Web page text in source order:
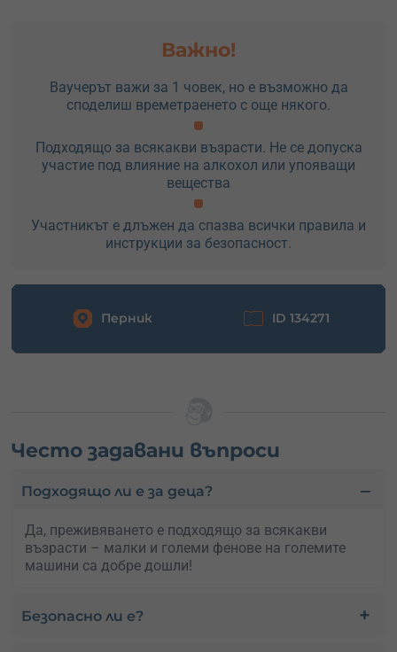
Важно!
Ваучерът важи за 1 човек, но е възможно да
споделиш времетраенето с още някого.
Подходящо за всякакви възрасти. Не се допуска
участие под влияние на алкохол или упояващи
вещества
Участникът е длъжен да спазва всички правила и
инструкции за безопасност.
Перник ID 134271
Често задавани въпроси
Подходящо ли е за деца?
Да, преживяването е подходящо за всякакви
възрасти – малки и големи фенове на големите
машини са добре дошли!
Безопасно ли е?